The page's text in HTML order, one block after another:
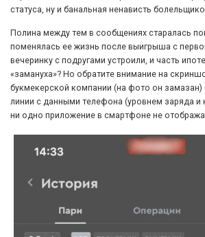
статуса, ну и банальная ненависть
Полина между тем в сообщениях старалась
поменялась ее жизнь после выигрыша с
вечеринку с подругами устроили, и часть
«замануха»? Но обратите внимание на
букмекерской компании (на фото он замазан)
линии с данными телефона (уровнем заряда и
ни одно приложение в смартфоне не